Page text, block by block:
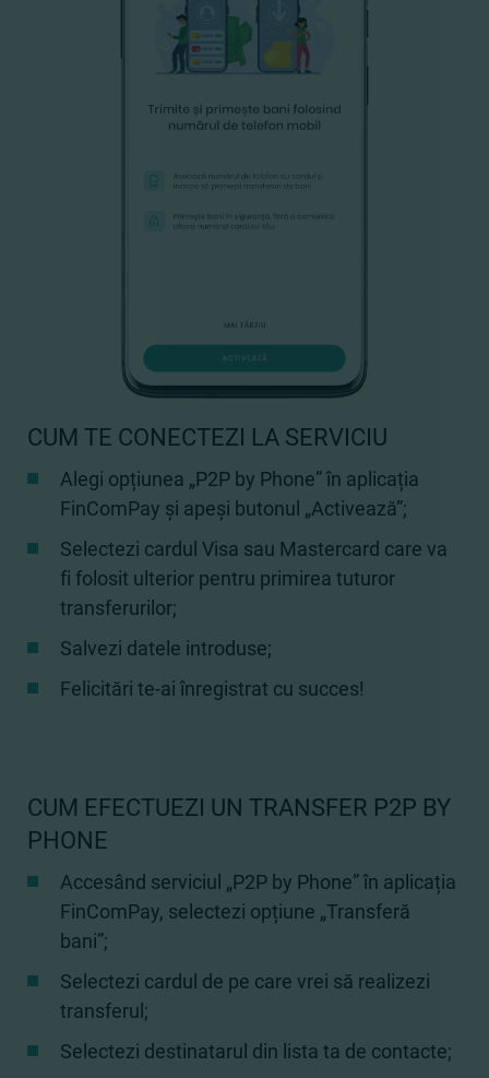
CUM TE CONECTEZI LA SERVICIU
Alegi opțiunea „P2P by Phone” în aplicația
FinComPay și apeși butonul „Activează”;
Selectezi cardul Visa sau Mastercard care va
fi folosit ulterior pentru primirea tuturor
transferurilor;
Salvezi datele introduse;
Felicitări te-ai înregistrat cu succes!
CUM EFECTUEZI UN TRANSFER P2P BY
PHONE
Accesând serviciul „P2P by Phone” în aplicația
FinComPay, selectezi opțiune „Transferă
bani”;
Selectezi cardul de pe care vrei să realizezi
transferul;
Selectezi destinatarul din lista ta de contacte;